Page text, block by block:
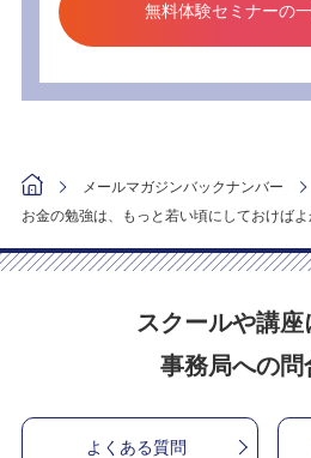
無料体験セミナーの
メールマガジンバックナンバー
お金の勉強は、もっと若い頃にしておけばよ
スクールや講座
事務局への問
よくある質問